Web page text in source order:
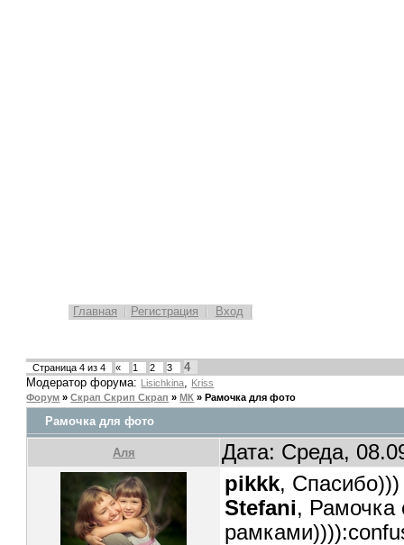
Главная Регистрация Вход
Страница4 из4 « 1 2 3
4
Модератор форума: Lisichkina, Kriss
Форум » Скрап Скрип Скрап » МК » Рамочка для фото
Рамочка для фото
Аля Дата: Среда,
pikkk, Спасибо)))
Stefani, Рамочка